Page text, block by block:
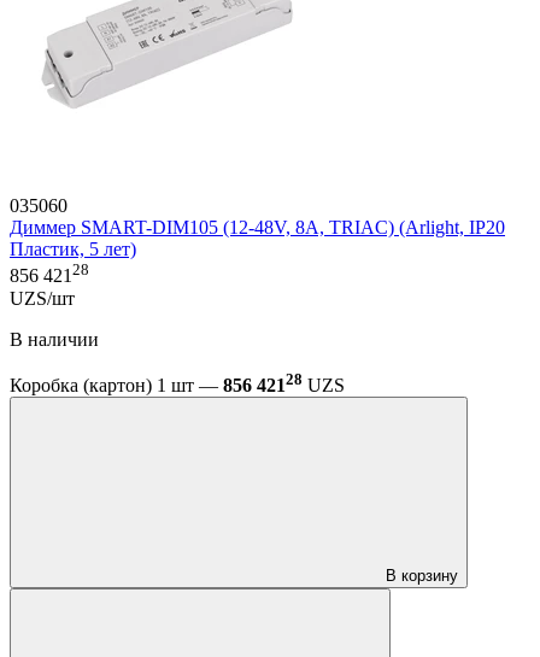
035060
Диммер SMART-DIM105 (12-48V, 8A, TRIAC) (Arlight, IP20
Пластик, 5 лет)
856 42128
UZS/шт
В наличии
Коробка (картон) 1 шт — 856 42128 UZS
В корзину